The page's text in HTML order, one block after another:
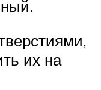
их на